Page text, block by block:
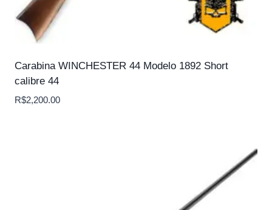
Carabina WINCHESTER 44 Modelo 1892 Short
calibre 44
R$2,200.00